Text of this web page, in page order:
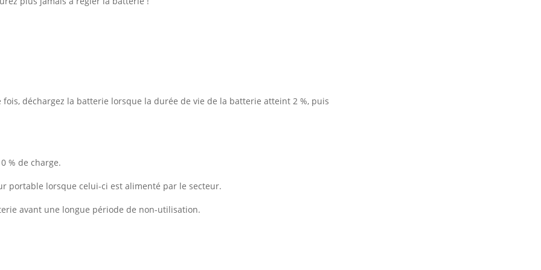
déchargez la batterie lorsque la durée de vie de la batterie atteint 2 %, puis
% de charge.
lorsque celui-ci est alimenté par le secteur.
avant une longue période de non-utilisation.